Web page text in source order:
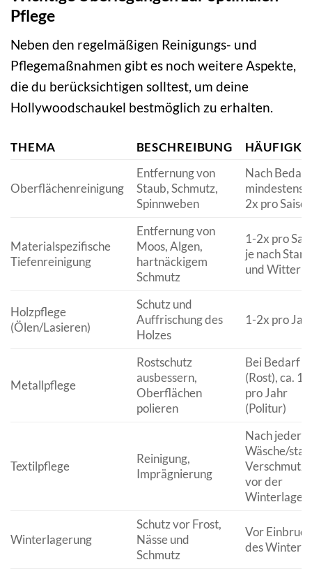
Pflege
Neben den regelmäßigen Reinigungs- und
Pflegemaßnahmen gibt es noch weitere Aspekte,
die du berücksichtigen solltest, um deine
Hollywoodschaukel bestmöglich zu erhalten.
THEMA BESCHREIBUNG
Oberflächenreinigung
Entfernung von
Staub, Schmutz,
Spinnweben
Nach Bedarf,
mindestens
2x pro Saison
Materialspezifische
Tiefenreinigung
Entfernung von
Moos, Algen,
hartnäckigem
Schmutz
1-2x pro
je nach
und
Holzpflege
(Ölen/Lasieren)
Schutz und
Auffrischung des
Holzes
1-2x pro
Metallpflege
Rostschutz
ausbessern,
Oberflächen
polieren
Bei Bedarf
(Rost), ca. 1x
pro Jahr
(Politur)
Textilpflege
Reinigung,
Imprägnierung
Nach jeder
Wäsche/
vor der
Winterlagerung
Schutz vor Frost,
Nässe und
Schmutz
Vor Einbruch
des Winters